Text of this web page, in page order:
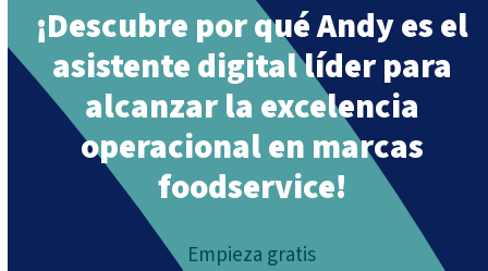
¡Descubre por qué Andy es el
asistente digital líder para
alcanzar la excelencia
operacional en marcas
foodservice!
Empieza gratis